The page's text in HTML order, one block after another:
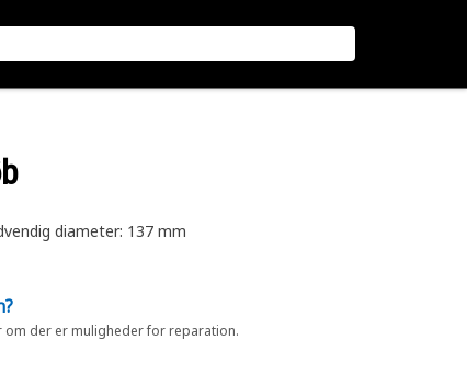
diameter: 137 mm
om der er muligheder for reparation.